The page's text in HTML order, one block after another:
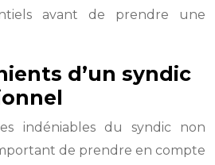
avant de prendre une
d’un syndic
indéniables du syndic non
de prendre en compte